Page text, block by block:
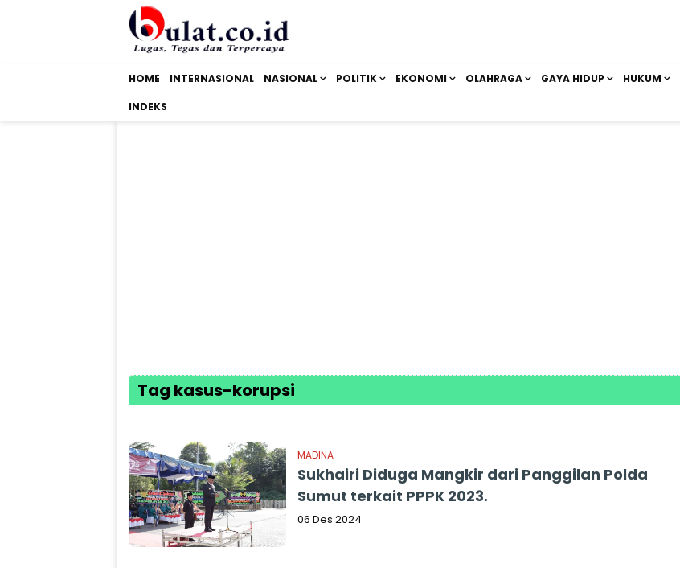
HOME INTERNASIONAL NASIONAL POLITIK EKONOMI OLAHRAGA GAYA HIDUP HUKUM
INDEKS
Tag kasus-korupsi
MADINA
Sukhairi Diduga Mangkir dari Panggilan Polda
Sumut terkait PPPK 2023.
06 Des 2024